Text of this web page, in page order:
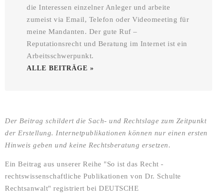
die Interessen einzelner Anleger und arbeite
zumeist via Email, Telefon oder Videomeeting für
meine Mandanten. Der gute Ruf –
Reputationsrecht und Beratung im Internet ist ein
Arbeitsschwerpunkt.
ALLE BEITRÄGE »
Der Beitrag schildert die Sach- und Rechtslage zum Zeitpunkt
der Erstellung. Internetpublikationen können nur einen ersten
Hinweis geben und keine Rechtsberatung ersetzen.
Ein Beitrag aus unserer Reihe "So ist das Recht -
rechtswissenschaftliche Publikationen von Dr. Schulte
Rechtsanwalt" registriert bei DEUTSCHE